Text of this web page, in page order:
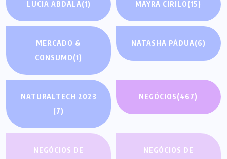
LUCIA ABDALA(1) MAYRA CIRILO(15)
MERCADO &
CONSUMO(1)
NATASHA PÁDUA(6)
NATURALTECH 2023
(7)
NEGÓCIOS(467)
NEGÓCIOS DE
NEGÓCIOS DE